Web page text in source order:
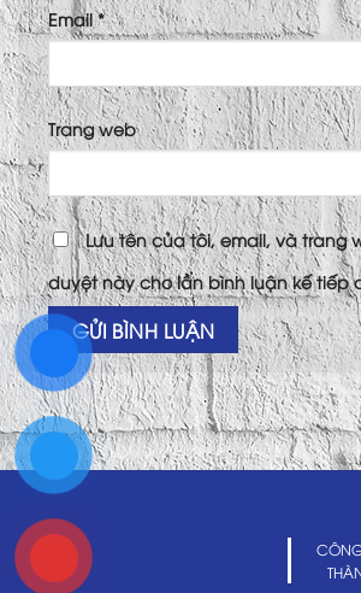
Email*
Trang web
Lưu tên của tôi, email, và trang
duyệt này cho lần bình luận kế tiếp
CÔNG